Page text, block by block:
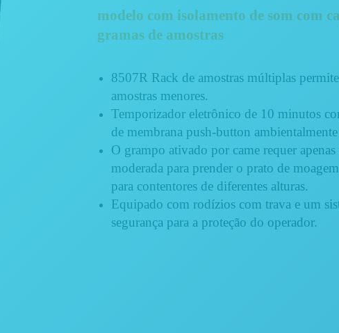
modelo com isolamento de som com
gramas de amostras
8507R Rack de amostras múltiplas
amostras menores.
Temporizador eletrônico de 10 minutos
de membrana push-button
O grampo ativado por came requer apenas
moderada para prender o prato de
para contentores de diferentes alturas.
Equipado com rodízios com trava e um
segurança para a proteção do operador.